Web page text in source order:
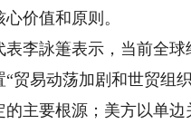
价值和原则。
詠箑表示，当前全球
贸易动荡加剧和世贸组
主要根源；美方以单